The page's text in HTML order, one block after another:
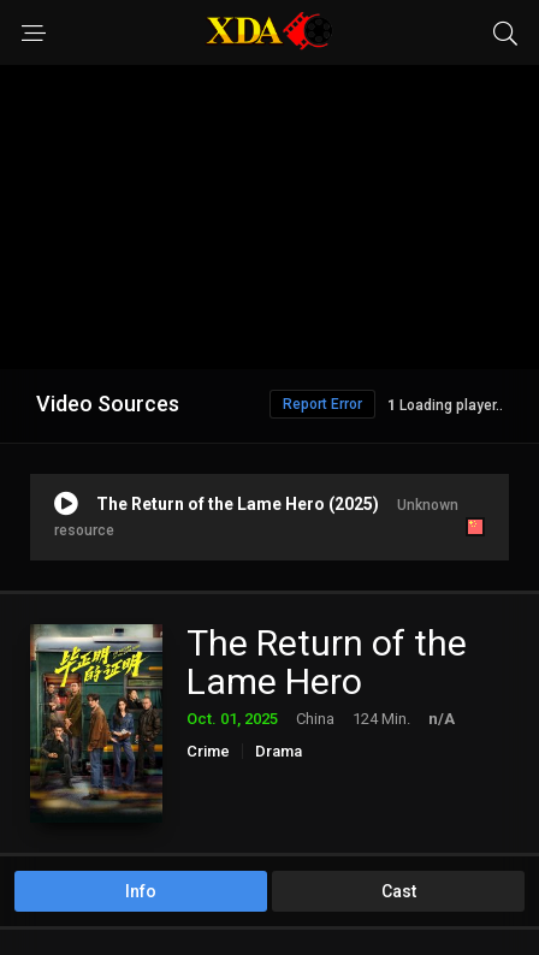
Video Sources Loading player..
Report Error
The Return of the Lame Hero (2025)
Unknown
resource
The Return of the
Lame Hero
Oct. 01, 2025 China 124 Min.
n/A
Crime
Drama
Info Cast